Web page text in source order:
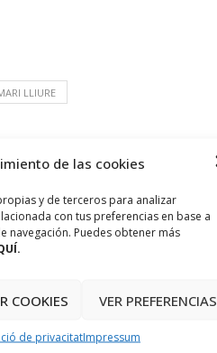
de las cookies
y de terceros para analizar
con tus preferencias en base a
Puedes obtener más
COOKIES VER PREFERENCIAS
de privacitatImpressum
LLIURE